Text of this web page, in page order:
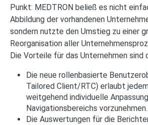
Punkt: MEDTRON beließ es nicht
Abbildung der vorhandenen
sondern nutzte den Umstieg zu einer
Reorganisation aller
Die Vorteile für das Unternehmen sind
Die neue rollenbasierte
Tailored Client/RTC) erlaubt
weitgehend individuelle
Navigationsbereichs vorzunehmen.
Die Auswertungen für die